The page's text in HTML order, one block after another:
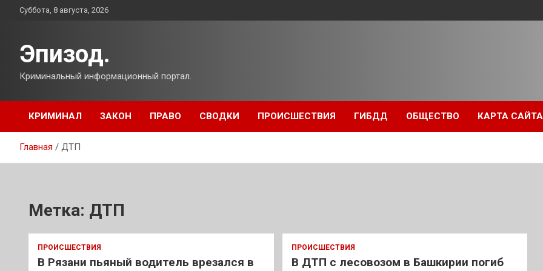
ПерейтиСуббота, 8 августа, 2026
Эпизод.
Криминальный информационный портал.
КРИМИНАЛ ЗАКОН ПРАВО СВОДКИ ПРОИСШЕСТВИЯ ГИБДД ОБЩЕСТВО КАРТА САЙТА
Главная ДТП
Метка: ДТП
ПРОИСШЕСТВИЯ
В Рязани пьяный водитель врезался в
ПРОИСШЕСТВИЯ
В ДТП с лесовозом в Башкирии погиб